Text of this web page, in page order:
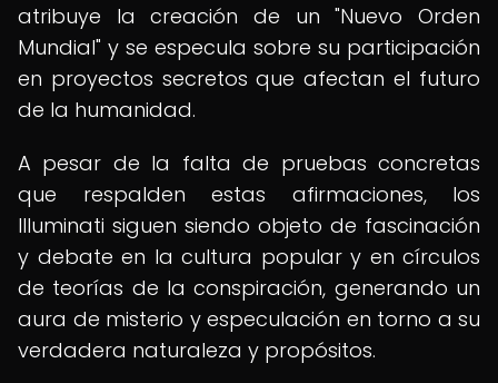
atribuye la creación de un "Nuevo Orden
Mundial" y se especula sobre su participación
en proyectos secretos que afectan el futuro
de la humanidad.
A pesar de la falta de pruebas concretas
que respalden estas afirmaciones, los
Illuminati siguen siendo objeto de fascinación
y debate en la cultura popular y en círculos
de teorías de la conspiración, generando un
aura de misterio y especulación en torno a su
verdadera naturaleza y propósitos.